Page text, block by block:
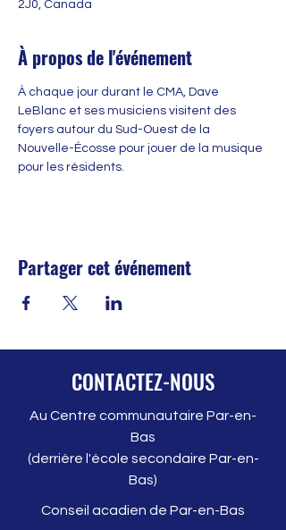
2J0, Canada
À propos de l'événement
À chaque jour durant le CMA, Dave
LeBlanc et ses musiciens visitent des
foyers autour du Sud-Ouest de la
Nouvelle-Écosse pour jouer de la musique
pour les résidents.
Partager cet événement
CONTACTEZ-NOUS
Au Centre communautaire Par-en-
Bas
(derrière l'école secondaire Par-en-
Bas)
Conseil acadien de Par-en-Bas